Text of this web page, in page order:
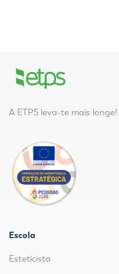
A ETPS leva-te mais longe!
Escola
Esteticista